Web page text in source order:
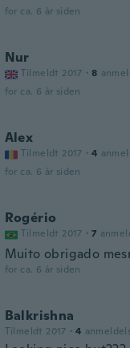
for ca. 6 år siden
Nur
Tilmeldt 2017 · 8
for ca. 6 år siden
Alex
Tilmeldt 2017 · 4
for ca. 6 år siden
Rogério
Tilmeldt 2017 · 7
Muito obrigado
for ca. 6 år siden
Balkrishna
Tilmeldt 2017 · 4